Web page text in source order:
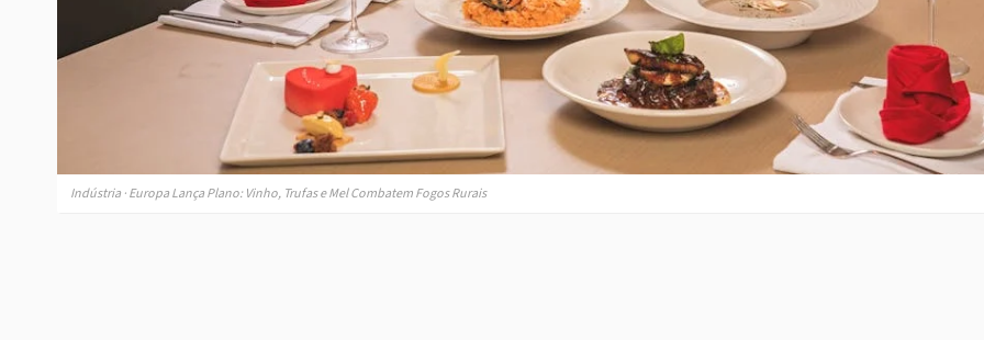
Indústria · Europa Lança Plano: Vinho, Trufas e Mel Combatem Fogos Rurais